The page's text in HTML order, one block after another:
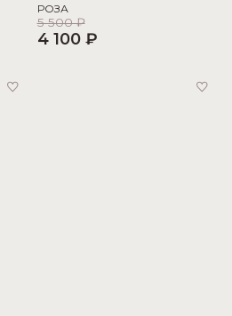
РОЗА
5 500 ₽
4 100 ₽